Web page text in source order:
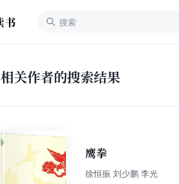
相关作者的搜索结果
鹰拳
徐恒振 刘少鹏 李光